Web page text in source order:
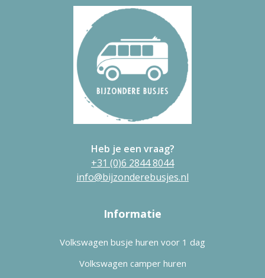
Heb je een vraag?
+31 (0)6 2844 8044
info@bijzonderebusjes.nl
Informatie
Volkswagen busje huren voor 1 dag
Volkswagen camper huren